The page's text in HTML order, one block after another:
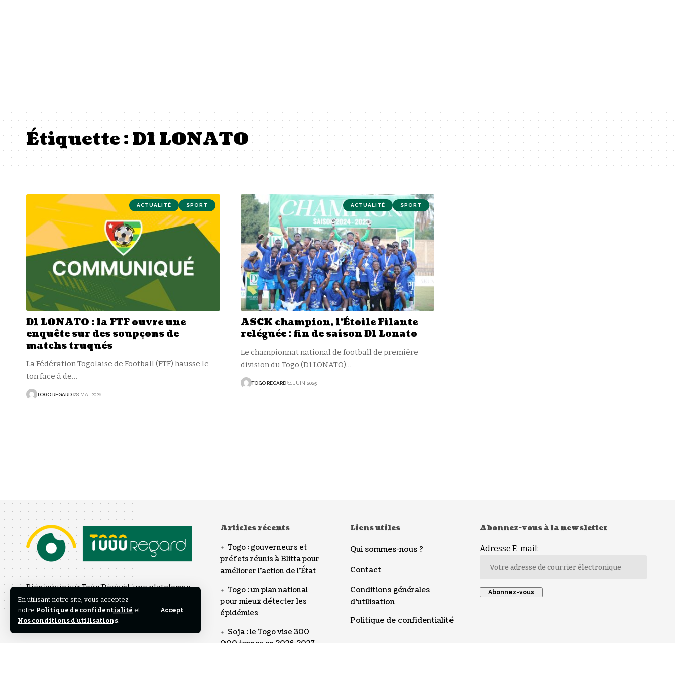
En utilisant notre site, vous acceptez
notre Politique de confidentialité et
Nos conditions d'utilisations.
Accept
Étiquette :D1 LONATO
ACTUALITÉ SPORT
D1 LONATO : la FTF ouvre une
enquête sur des soupçons de
matchs truqués
La Fédération Togolaise de Football (FTF) hausse le
ton face à de…
TOGO REGARD 28 MAI 2026
ACTUALITÉ SPORT
ASCK champion, l’Étoile Filante
reléguée : fin de saison D1 Lonato
Le championnat national de football de première
division du Togo (D1 LONATO)…
TOGO REGARD 11 JUIN 2025
Bienvenue sur Togo Regard, une plateforme
d’information engagée offrant un autre
regard sur l’actualité nationale et
Articles récents
Togo : gouverneurs et
préfets réunis à Blitta pour
améliorer l’action de l’État
Togo : un plan national
pour mieux détecter les
épidémies
Soja : le Togo vise 300
000 tonnes en 2026-2027
Liens utiles
Qui sommes-nous ?
Contact
Conditions générales
d’utilisation
Politique de confidentialité
Abonnez-vous à la newsletter
Adresse E-mail: